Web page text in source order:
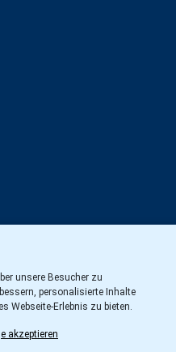
unsere Besucher zu
personalisierte Inhalte
Webseite-Erlebnis zu bieten.
akzeptieren